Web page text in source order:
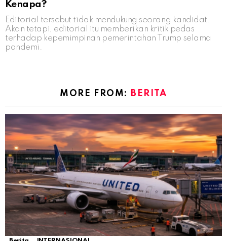
Kenapa?
Editorial tersebut tidak mendukung seorang kandidat.
Akan tetapi, editorial itu memberikan kritik pedas
terhadap kepemimpinan pemerintahan Trump selama
pandemi.
MORE FROM: BERITA